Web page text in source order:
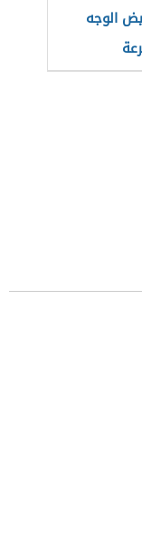
الوجه